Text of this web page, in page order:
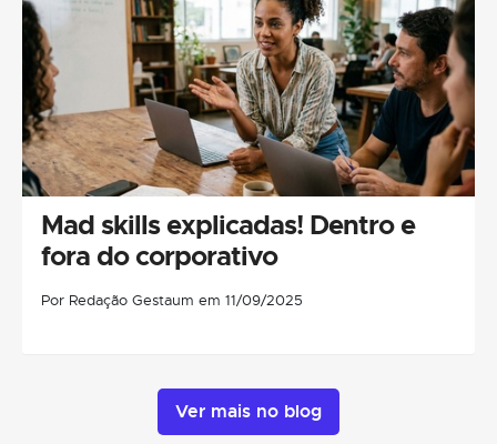
Mad skills explicadas! Dentro e
fora do corporativo
Por Redação Gestaum em 11/09/2025
Ver mais no blog